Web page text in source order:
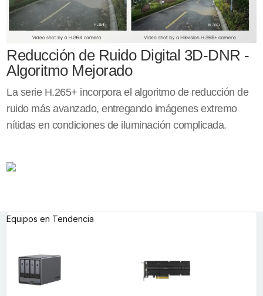
Reducción de Ruido Digital 3D-DNR -
Algoritmo Mejorado
La serie H.265+ incorpora el algoritmo de reducción de
ruido más avanzado, entregando imágenes extremo
nítidas en condiciones de iluminación complicada.
Equipos en Tendencia